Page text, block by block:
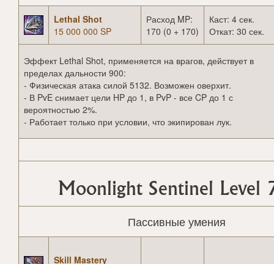
Lethal Shot
15 000 000 SP
Расход MP:
170 (0 + 170)
Каст: 4 сек.
Откат: 30 сек.
Эффект Lethal Shot, применяется на врагов, действует в
пределах дальности 900:
- Физическая атака силой 5132. Возможен оверхит.
- В PvE снимает цели HP до 1, в PvP - все CP до 1 с
вероятностью 2%.
- Работает только при условии, что экипирован лук.
Moonlight Sentinel Level
Пассивные умения
Skill Mastery